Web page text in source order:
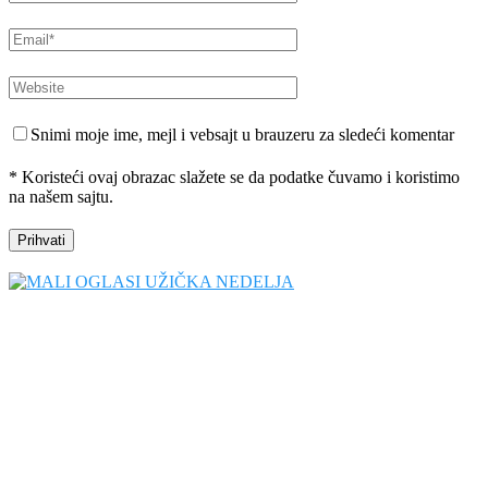
Snimi moje ime, mejl i vebsajt u brauzeru za sledeći komentar
* Koristeći ovaj obrazac slažete se da podatke čuvamo i koristimo
na našem sajtu.